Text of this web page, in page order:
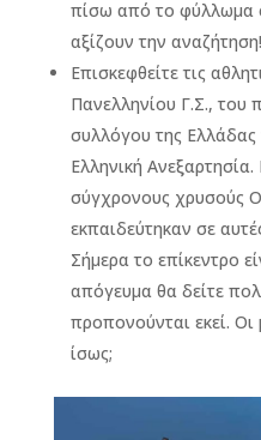
πίσω από το φύλλωμα
αξίζουν την αναζήτηση!
Επισκεφθείτε τις
Πανελληνίου Γ.Σ., του
συλλόγου της Ελλάδας
Ελληνική
σύγχρονους χρυσούς
εκπαιδεύτηκαν σε
Σήμερα το επίκεντρο
απόγευμα θα δείτε
προπονούνται εκεί. Οι
ίσως;